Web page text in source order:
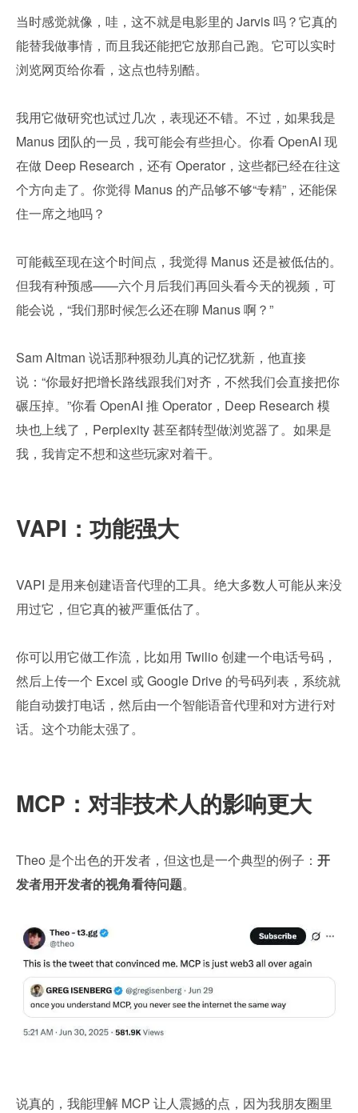
当时感觉就像，哇，这不就是电影里的 Jarvis 吗？它真的
能替我做事情，而且我还能把它放那自己跑。它可以实时
浏览网页给你看，这点也特别酷。
我用它做研究也试过几次，表现还不错。不过，如果我是
Manus 团队的一员，我可能会有些担心。你看 OpenAI 现
在做 Deep Research，还有 Operator，这些都已经在往这
个方向走了。你觉得 Manus 的产品够不够“专精”，还能保
住一席之地吗？
可能截至现在这个时间点，我觉得 Manus 还是被低估的。
但我有种预感——六个月后我们再回头看今天的视频，可
能会说，“我们那时候怎么还在聊 Manus 啊？”
Sam Altman 说话那种狠劲儿真的记忆犹新，他直接
说：“你最好把增长路线跟我们对齐，不然我们会直接把你
碾压掉。”你看 OpenAI 推 Operator，Deep Research 模
块也上线了，Perplexity 甚至都转型做浏览器了。如果是
我，我肯定不想和这些玩家对着干。
VAPI：功能强大
VAPI 是用来创建语音代理的工具。绝大多数人可能从来没
用过它，但它真的被严重低估了。
你可以用它做工作流，比如用 Twilio 创建一个电话号码，
然后上传一个 Excel 或 Google Drive 的号码列表，系统就
能自动拨打电话，然后由一个智能语音代理和对方进行对
话。这个功能太强了。
MCP：对非技术人的影响更大
Theo 是个出色的开发者，但这也是一个典型的例子： 开
发者用开发者的视角看待问题。
说真的，我能理解 MCP 让人震撼的点，因为我朋友圈里